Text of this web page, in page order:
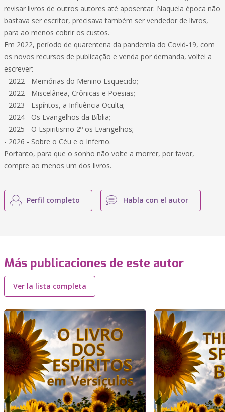
revisar livros de outros autores até aposentar. Naquela época não
bastava ser escritor, precisava também ser vendedor de livros,
para ao menos cobrir os custos.
Em 2022, período de quarentena da pandemia do Covid-19, com
os novos recursos de publicação e venda por demanda, voltei a
escrever:
- 2022 - Memórias do Menino Esquecido;
- 2022 - Miscelânea, Crônicas e Poesias;
- 2023 - Espíritos, a Influência Oculta;
- 2024 - Os Evangelhos da Bíblia;
- 2025 - O Espiritismo 2º os Evangelhos;
- 2026 - Sobre o Céu e o Inferno.
Portanto, para que o sonho não volte a morrer, por favor,
compre ao menos um dos livros.
Perfil completo Habla con el autor
Más publicaciones de este autor
Ver la lista completa